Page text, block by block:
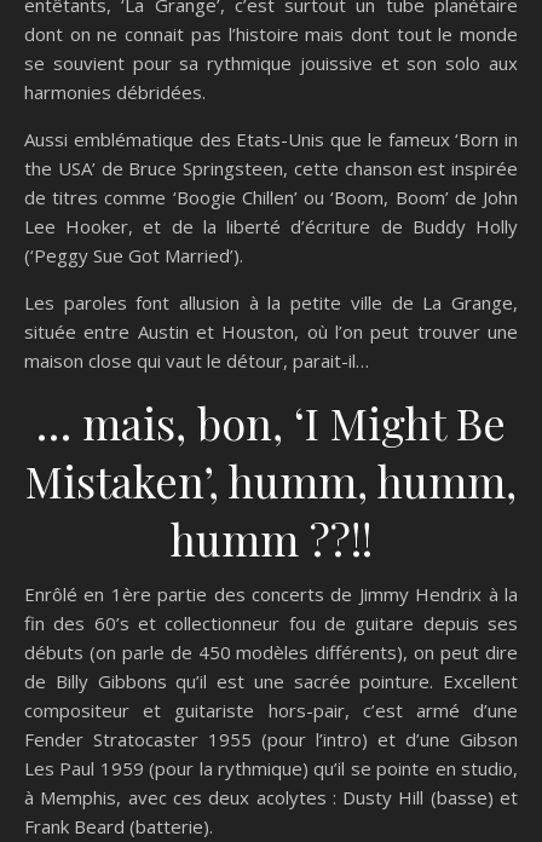
dont on ne connait pas l’histoire mais dont tout le monde
se souvient pour sa rythmique jouissive et son solo aux
harmonies débridées.
Aussi emblématique des Etats-Unis que le fameux ‘Born in
the USA’ de Bruce Springsteen, cette chanson est inspirée
de titres comme ‘Boogie Chillen’ ou ‘Boom, Boom’ de John
Lee Hooker, et de la liberté d’écriture de Buddy Holly
(‘Peggy Sue Got Married’).
Les paroles font allusion à la petite ville de La Grange,
située entre Austin et Houston, où l’on peut trouver une
maison close qui vaut le détour, parait-il…
… mais, bon, ‘I Might Be
Mistaken’, humm, humm,
humm ??!!
Enrôlé en 1ère partie des concerts de Jimmy Hendrix à la
fin des 60’s et collectionneur fou de guitare depuis ses
débuts (on parle de 450 modèles différents), on peut dire
de Billy Gibbons qu’il est une sacrée pointure. Excellent
compositeur et guitariste hors-pair, c’est armé d’une
Fender Stratocaster 1955 (pour l’intro) et d’une Gibson
Les Paul 1959 (pour la rythmique) qu’il se pointe en studio,
à Memphis, avec ces deux acolytes : Dusty Hill (basse) et
Frank Beard (batterie).